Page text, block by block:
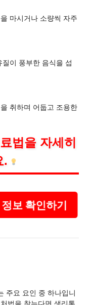
마시거나 소량씩 자주
이 풍부한 음식을 섭
취하며 어둡고 조용한
법을 자세히
.
보 확인하기
주요 요인 중 하나입니